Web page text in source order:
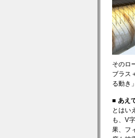
そのロ
ブラス
る動き
■ あえ
とはい
も、V
果、フ